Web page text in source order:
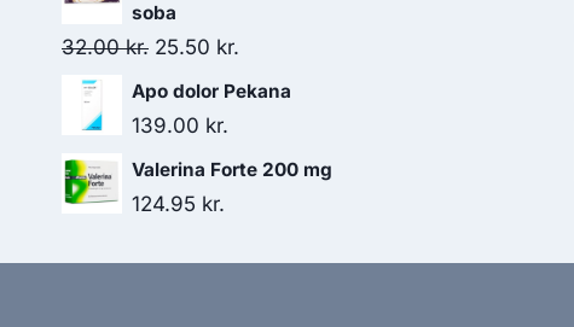
soba
32.00kr. Den
oprindelige
pris
32.00 kr..
25.50 kr.
aktuelle
Apo dolor Pekana
139.00 kr.
Valerina Forte 200 mg
124.95 kr.